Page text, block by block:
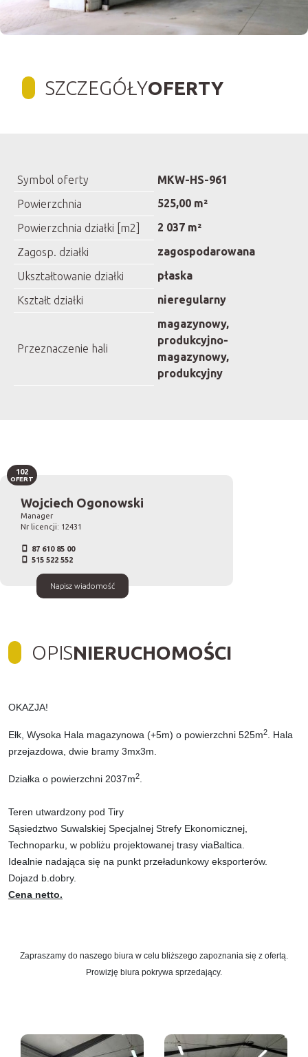
SZCZEGÓŁYOFERTY
Symbol oferty
MKW-HS-961
Powierzchnia
525,00 m²
Powierzchnia działki [m2]
2 037 m²
Zagosp. działki
zagospodarowana
Ukształtowanie działki
płaska
Kształt działki
nieregularny
Przeznaczenie hali
magazynowy,
produkcyjno-
magazynowy,
produkcyjny
Wojciech Ogonowski
Manager
Nr licencji: 12431
87 610 85 00
515 522 552
Napisz wiadomość
102
OFERT
OPISNIERUCHOMOŚCI
OKAZJA!
Ełk, Wysoka Hala magazynowa (+5m) o powierzchni 525m2
. Hala
przejazdowa, dwie bramy 3mx3m.
Działka o powierzchni 2037m2
Teren utwardzony pod Tiry
Sąsiedztwo Suwalskiej Specjalnej Strefy Ekonomicznej,
Technoparku, w pobliżu projektowanej trasy viaBaltica.
Idealnie nadająca się na punkt przeładunkowy eksporterów.
Dojazd b.dobry.
Cena netto.
Zapraszamy do naszego biura w celu bliższego zapoznania się z ofertą.
Prowizję biura pokrywa sprzedający.